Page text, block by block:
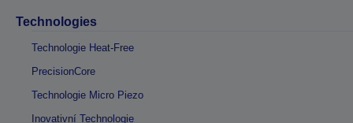
Technologies
Technologie Heat-Free
PrecisionCore
Technologie Micro Piezo
Inovativní Technologie